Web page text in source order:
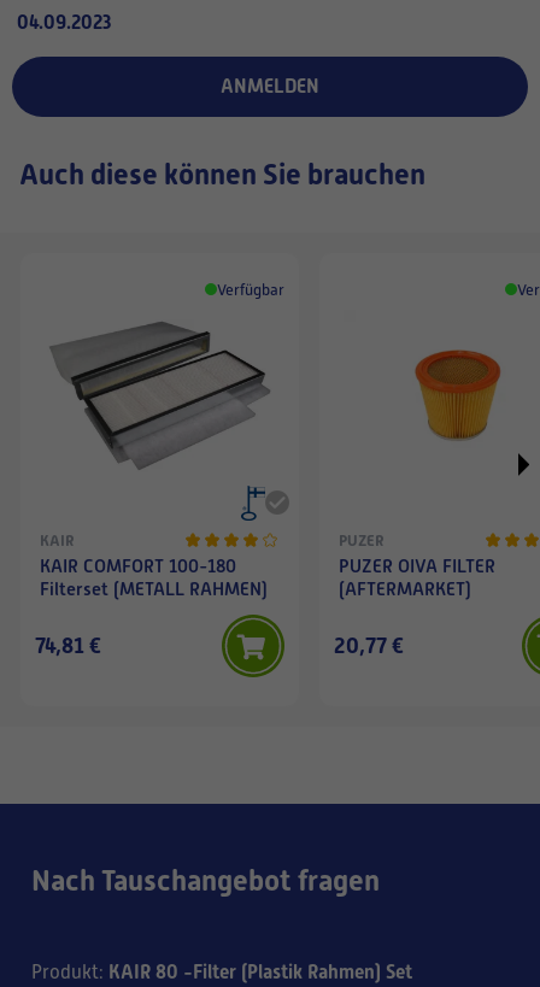
04.09.2023
ANMELDEN
Auch diese können Sie brauchen
Verfügbar
KAIR
KAIR COMFORT 100-180
Filterset (METALL RAHMEN)
74,81 €
PUZER
PUZER OIVA FILTER
(AFTERMARKET)
20,77 €
Nach Tauschangebot fragen
Produkt: KAIR 80 -Filter (Plastik Rahmen) Set